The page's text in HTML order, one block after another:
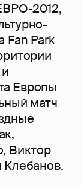
2012,
Fan Park
Европы
матч
Виктор
Клебанов.